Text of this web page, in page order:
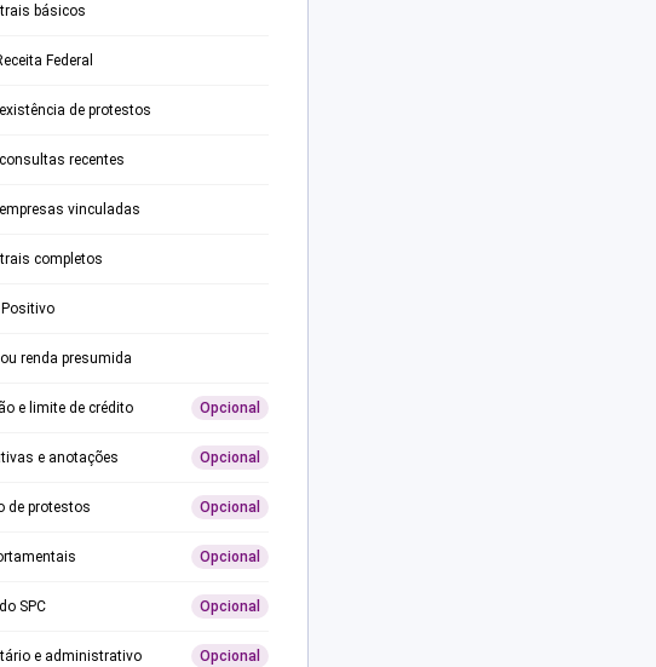
básicos
Federal
de protestos
recentes
vinculadas
completos
Positivo
renda presumida
e limite de crédito Opcional
e anotações Opcional
de protestos Opcional
Opcional
SPC Opcional
e administrativo Opcional